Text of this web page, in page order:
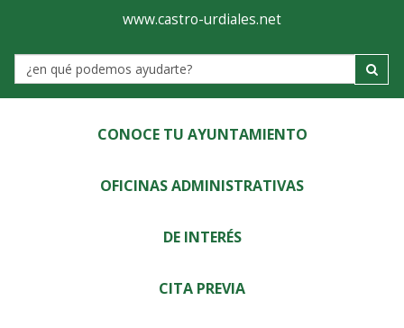
Ayuntamiento
de
Castro-
Urdiales
www.castro-urdiales.net
Label
CONOCE TU AYUNTAMIENTO
OFICINAS ADMINISTRATIVAS
DE INTERÉS
CITA PREVIA